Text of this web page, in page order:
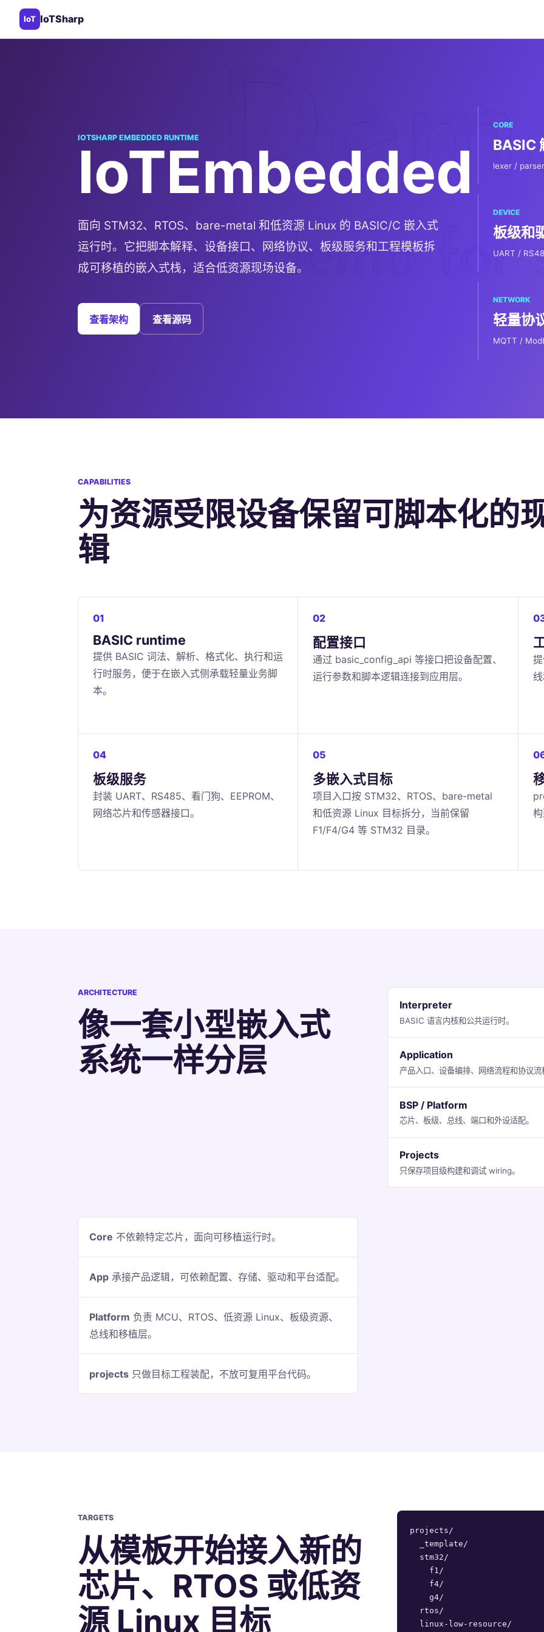
IoT IoTSharp
IOTSHARP EMBEDDED RUNTIME
IoTEmbedded
面向 STM32、RTOS、bare-metal 和低资源 Linux 的 BASIC/C 嵌入式
运行时。它把脚本解释、设备接口、网络协议、板级服务和工程模板拆
成可移植的嵌入式栈，适合低资源现场设备。
查看架构 查看源码
CORE
BASIC
lexer /
DEVICE
板级和
UART /
NETWORK
轻量协
MQTT /
CAPABILITIES
为资源受限设备保留可脚本化的
辑
01
BASIC runtime
提供 BASIC 词法、解析、格式化、执行和运
行时服务，便于在嵌入式侧承载轻量业务脚
本。
02
配置接口
通过 basic_config_api 等接口把设备配置、
运行参数和脚本逻辑连接到应用层。
04
板级服务
封装 UART、RS485、看门狗、EEPROM、
网络芯片和传感器接口。
05
多嵌入式目标
项目入口按 STM32、RTOS、bare-metal
和低资源 Linux 目标拆分，当前保留
F1/F4/G4 等 STM32 目录。
ARCHITECTURE
像一套小型嵌入式
系统一样分层
Interpreter
BASIC 语言内核和公共运行时。
Application
产品入口、设备编排、网络流程和协议流
BSP / Platform
芯片、板级、总线、端口和外设适配。
Projects
只保存项目级构建和调试 wiring。
Core 不依赖特定芯片，面向可移植运行时。
App 承接产品逻辑，可依赖配置、存储、驱动和平台适配。
Platform 负责 MCU、RTOS、低资源 Linux、板级资源、
总线和移植层。
projects 只做目标工程装配，不放可复用平台代码。
TARGETS
从模板开始接入新的
芯片、RTOS 或低资
源 Linux 目标
projects/
  _template/
  stm32/
    f1/
    f4/
    g4/
  rtos/
  linux-low-resource/